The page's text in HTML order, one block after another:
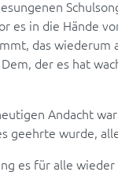
es in die Hände
das wiederum
der es hat
Andacht
geehrte wurde,
es für alle